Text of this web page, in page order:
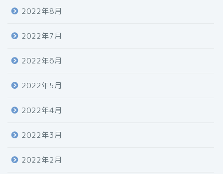
2022年8月
2022年7月
2022年6月
2022年5月
2022年4月
2022年3月
2022年2月